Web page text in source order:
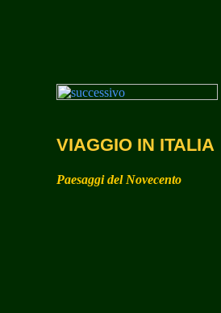
VIAGGIO IN ITALIA
Paesaggi del Novecento